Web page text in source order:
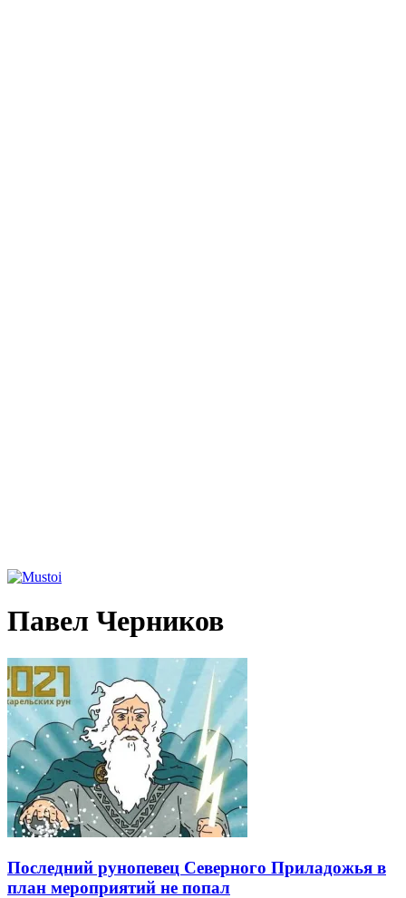
Павел Черников
Последний рунопевец Северного Приладожья в
план мероприятий не попал